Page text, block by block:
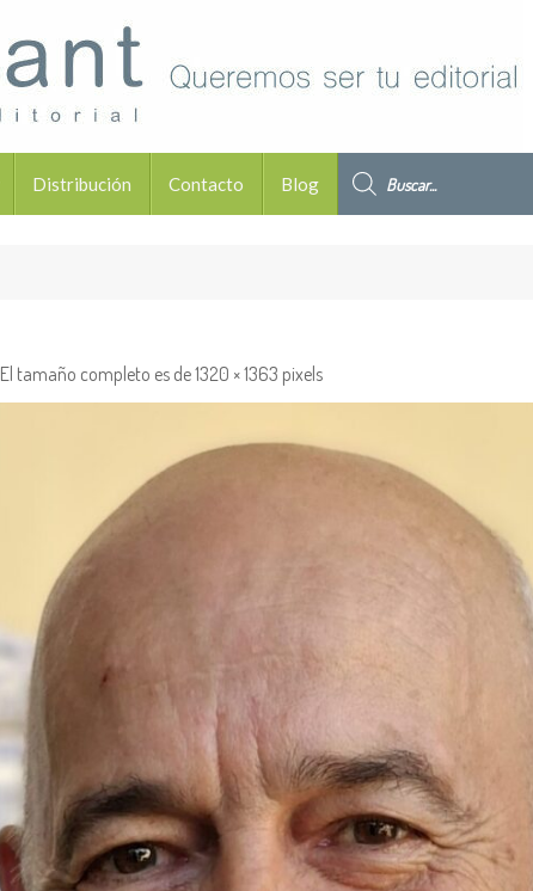
Distribución Contacto Blog
El tamaño completo es de1320 × 1363 pixels